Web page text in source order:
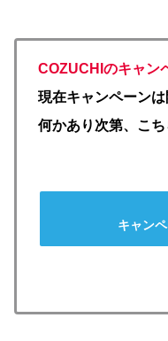
COZUCHIのキャン
現在キャンペーンは
何かあり次第、こち
キャン